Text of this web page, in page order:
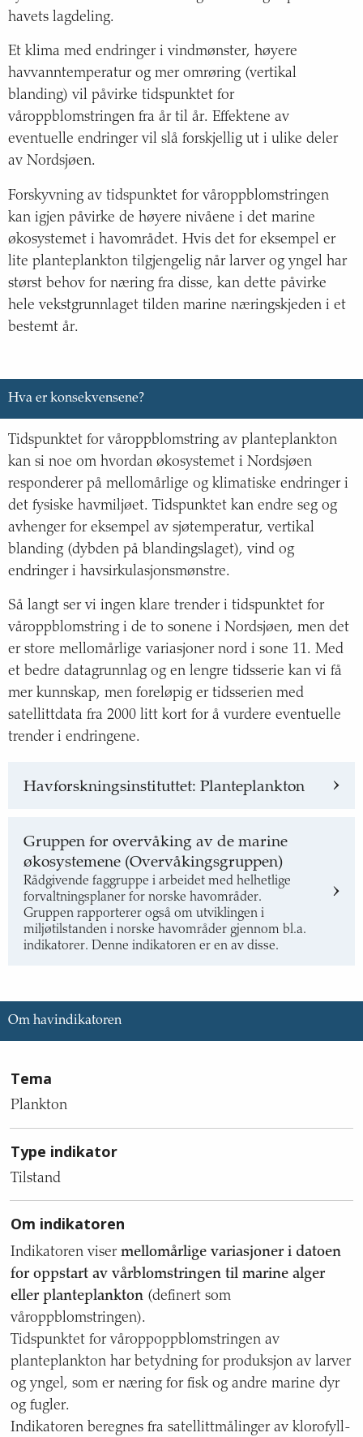
havets lagdeling.
Et klima med endringer i vindmønster, høyere
havvanntemperatur og mer omrøring (vertikal
blanding) vil påvirke tidspunktet for
våroppblomstringen fra år til år. Effektene av
eventuelle endringer vil slå forskjellig ut i ulike deler
av Nordsjøen.
Forskyvning av tidspunktet for våroppblomstringen
kan igjen påvirke de høyere nivåene i det marine
økosystemet i havområdet. Hvis det for eksempel er
lite planteplankton tilgjengelig når larver og yngel har
størst behov for næring fra disse, kan dette påvirke
hele vekstgrunnlaget tilden marine næringskjeden i et
bestemt år.
Hva er konsekvensene?
Tidspunktet for våroppblomstring av planteplankton
kan si noe om hvordan økosystemet i Nordsjøen
responderer på mellomårlige og klimatiske endringer i
det fysiske havmiljøet. Tidspunktet kan endre seg og
avhenger for eksempel av sjøtemperatur, vertikal
blanding (dybden på blandingslaget), vind og
endringer i havsirkulasjonsmønstre.
Så langt ser vi ingen klare trender i tidspunktet for
våroppblomstring i de to sonene i Nordsjøen, men det
er store mellomårlige variasjoner nord i sone 11. Med
et bedre datagrunnlag og en lengre tidsserie kan vi få
mer kunnskap, men foreløpig er tidsserien med
satellittdata fra 2000 litt kort for å vurdere eventuelle
trender i endringene.
Havforskningsinstituttet: Planteplankton
Gruppen for overvåking av de marine
økosystemene (Overvåkingsgruppen)
Rådgivende faggruppe i arbeidet med helhetlige
forvaltningsplaner for norske havområder.
Gruppen rapporterer også om utviklingen i
miljøtilstanden i norske havområder gjennom bl.a.
indikatorer. Denne indikatoren er en av disse.
Om havindikatoren
om
indikatoren,
tekstinnhold
om
tema,
type
indikator,
om
mål
for
havområde,
nasjonalt
miljømål,
geografisk
dekning,
kvalitet
og
usikkerhet,
Tema
Plankton
Type indikator
Tilstand
Om indikatoren
Indikatoren viser mellomårlige variasjoner i datoen
for oppstart av vårblomstringen til marine alger
eller planteplankton (definert som
våroppblomstringen).
Tidspunktet for våroppoppblomstringen av
planteplankton har betydning for produksjon av larver
og yngel, som er næring for fisk og andre marine dyr
og fugler.
Indikatoren beregnes fra satellittmålinger av klorofyll-